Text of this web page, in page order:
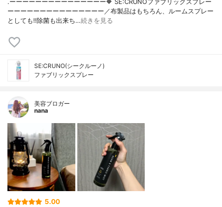
.ーーーーーーーーーーーーーーー🔶 SE:CRUNOファブリックスプレー
ーーーーーーーーーーーーーーー／布製品はもちろん、ルームスプレー
としても‼︎除菌も出来ち…続きを見る
SE:CRUNO(シークルーノ)
ファブリックスプレー
美容ブロガー
nana
5.00